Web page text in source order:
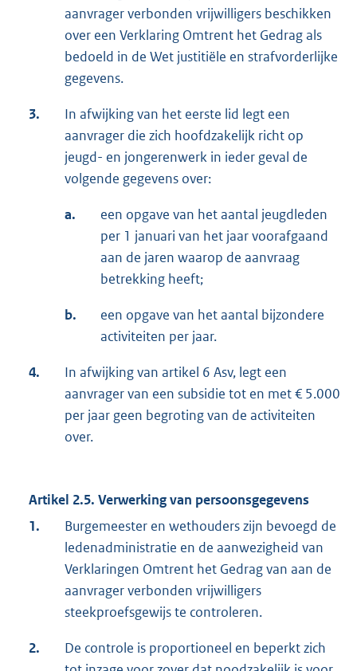
aanvrager verbonden vrijwilligers beschikken
over een Verklaring Omtrent het Gedrag als
bedoeld in de Wet justitiële en strafvorderlijke
gegevens.
3.
In afwijking van het eerste lid legt een
aanvrager die zich hoofdzakelijk richt op
jeugd- en jongerenwerk in ieder geval de
volgende gegevens over:
a.
een opgave van het aantal jeugdleden
per 1 januari van het jaar voorafgaand
aan de jaren waarop de aanvraag
betrekking heeft;
b.
een opgave van het aantal bijzondere
activiteiten per jaar.
4.
In afwijking van artikel 6 Asv, legt een
aanvrager van een subsidie tot en met € 5.000
per jaar geen begroting van de activiteiten
over.
Artikel 2.5. Verwerking van persoonsgegevens
1.
Burgemeester en wethouders zijn bevoegd de
ledenadministratie en de aanwezigheid van
Verklaringen Omtrent het Gedrag van aan de
aanvrager verbonden vrijwilligers
steekproefsgewijs te controleren.
2.
De controle is proportioneel en beperkt zich